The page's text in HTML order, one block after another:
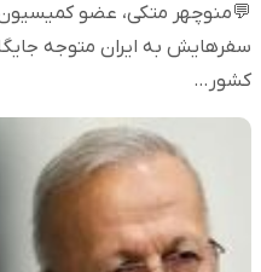
💬منوچهر متکی، عضو
سفرهایش به ایران متوجه
کشور…